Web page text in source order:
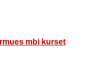
mbi kurset